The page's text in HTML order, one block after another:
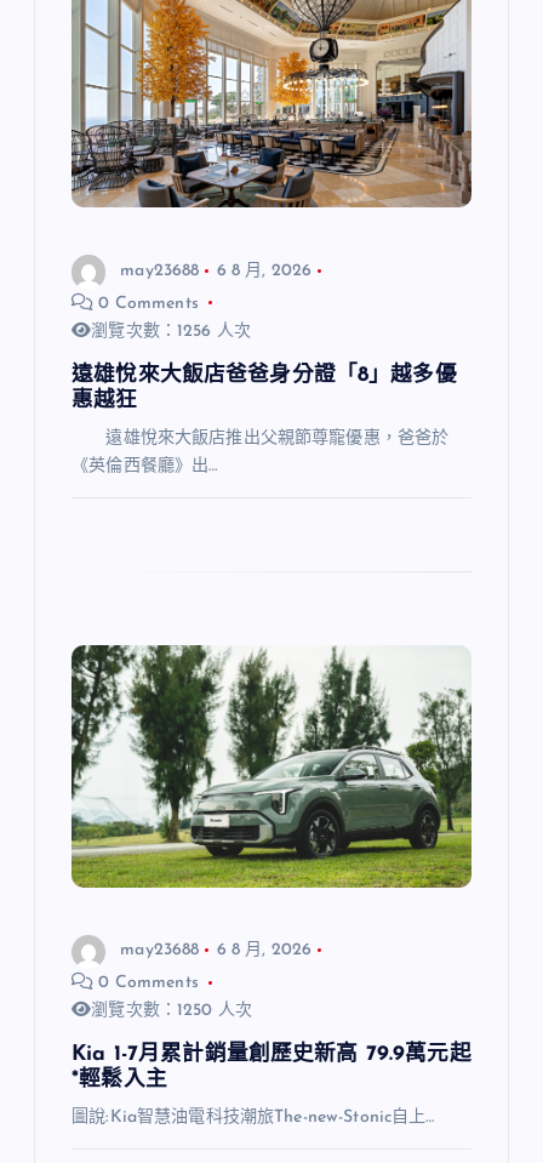
may23688
6 8 月, 2026
0 Comments
瀏覽次數：1256 人次
遠雄悅來大飯店爸爸身分證「8」越多優
惠越狂
遠雄悅來大飯店推出父親節尊寵優惠，爸爸於
《英倫西餐廳》出…
may23688
6 8 月, 2026
0 Comments
瀏覽次數：1250 人次
Kia 1-7月累計銷量創歷史新高 79.9萬元起
*輕鬆入主
圖說:Kia智慧油電科技潮旅The-new-Stonic自上…